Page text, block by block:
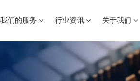
我们的服务 行业资讯 关于我们